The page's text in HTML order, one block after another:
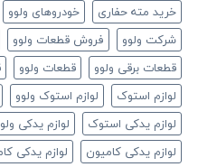
خرید مته حفاری
خودروهای ولوو
شرکت ولوو
فروش قطعات ولوو
قطعات برقی ولوو
قطعات ولوو
لوازم استوک
لوازم استوک ولوو
لوازم یدکی استوک
لوازم یدکی
لوازم یدکی کامیون
لوازم یدکی